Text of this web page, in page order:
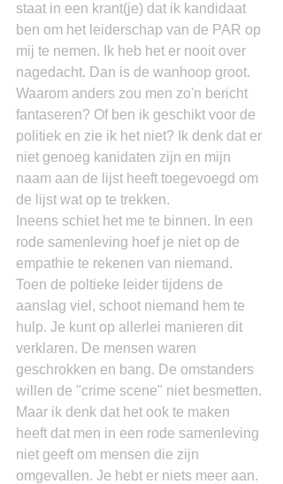
staat in een krant(je) dat ik kandidaat
ben om het leiderschap van de PAR op
mij te nemen. Ik heb het er nooit over
nagedacht. Dan is de wanhoop groot.
Waarom anders zou men zo'n bericht
fantaseren? Of ben ik geschikt voor de
politiek en zie ik het niet? Ik denk dat er
niet genoeg kanidaten zijn en mijn
naam aan de lijst heeft toegevoegd om
de lijst wat op te trekken.
Ineens schiet het me te binnen. In een
rode samenleving hoef je niet op de
empathie te rekenen van niemand.
Toen de poltieke leider tijdens de
aanslag viel, schoot niemand hem te
hulp. Je kunt op allerlei manieren dit
verklaren. De mensen waren
geschrokken en bang. De omstanders
willen de "crime scene" niet besmetten.
Maar ik denk dat het ook te maken
heeft dat men in een rode samenleving
niet geeft om mensen die zijn
omgevallen. Je hebt er niets meer aan.